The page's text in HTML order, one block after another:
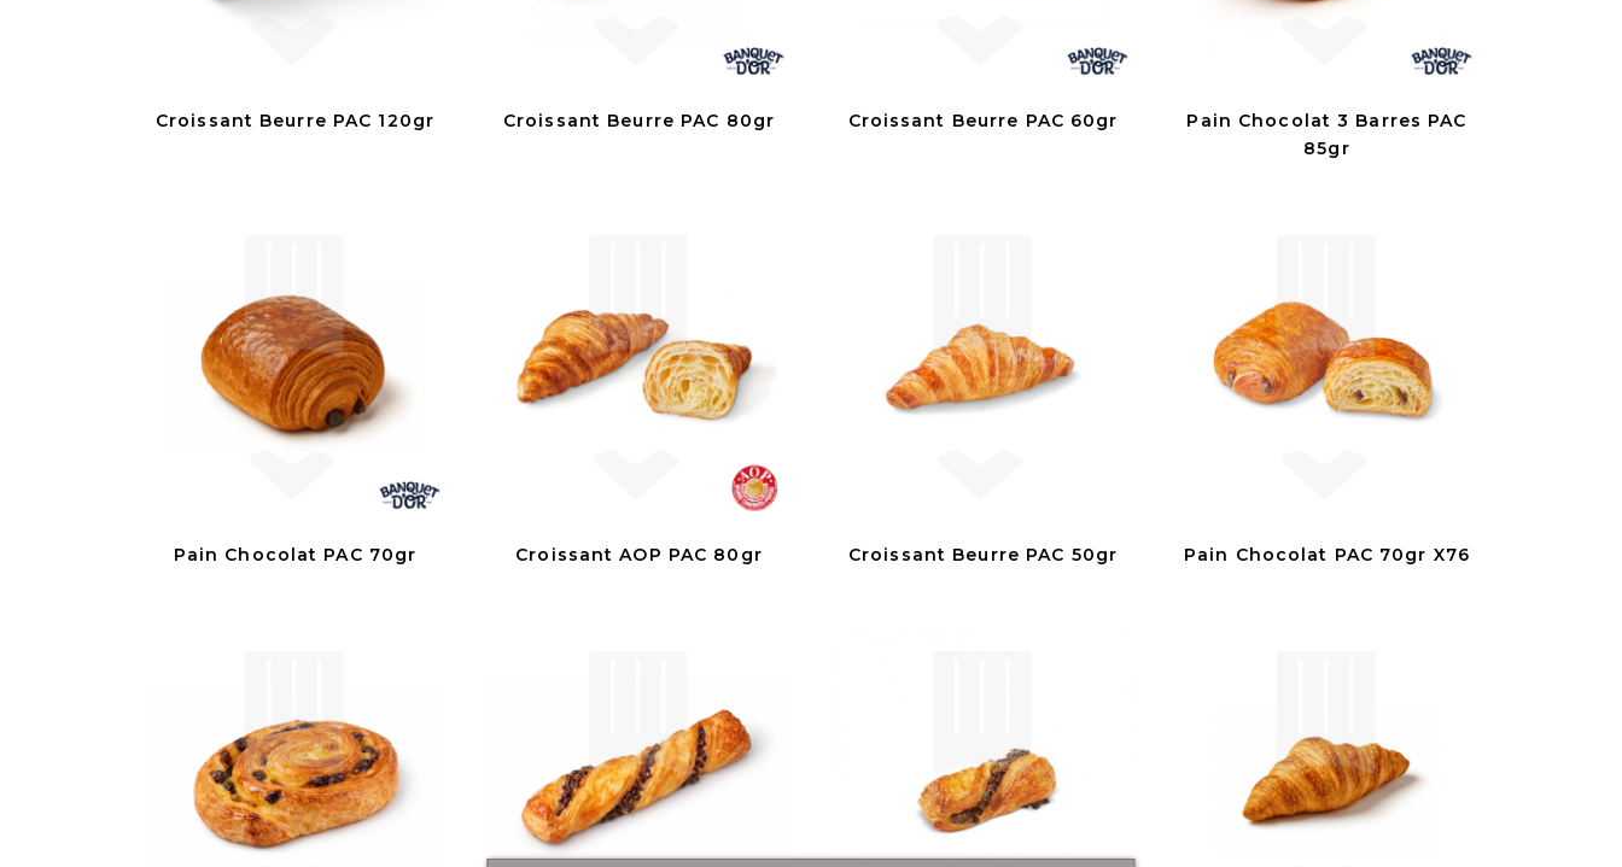
Croissant Beurre PAC 120gr Croissant Beurre PAC 80gr Croissant Beurre PAC 60gr
Pain Chocolat 3 Barres PAC
85gr
Pain Chocolat PAC 70gr Croissant AOP PAC 80gr Croissant Beurre PAC 50gr Pain Chocolat PAC 70gr X76